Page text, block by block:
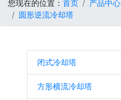
您现在的位置： 首页 产品中心
圆形逆流冷却塔
闭式冷却塔
方形横流冷却塔